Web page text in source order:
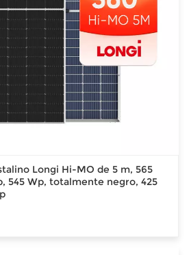
Longi Hi-MO de 5 m, 565
545 Wp, totalmente negro, 425